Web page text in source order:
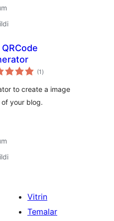
QRCode
(1 toplam
puan
)
to create a image
of your blog.
Vitrin
Temalar